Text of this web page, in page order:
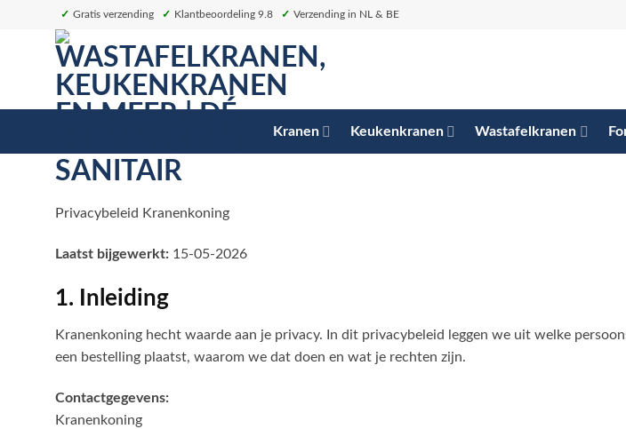
✓ Gratis verzending ✓ Klantbeoordeling 9.8 ✓ Verzending in NL & BE
Kranen Keukenkranen Wastafelkranen
Privacybeleid Kranenkoning
Laatst bijgewerkt: 15-05-2026
1. Inleiding
Kranenkoning hecht waarde aan je privacy. In dit privacybeleid leggen we uit welke
een bestelling plaatst, waarom we dat doen en wat je rechten zijn.
Contactgegevens:
Kranenkoning